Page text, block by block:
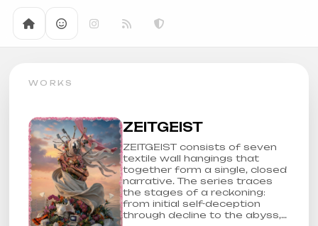
WORKS
ZEITGEIST
ZEITGEIST consists of seven
textile wall hangings that
together form a single, closed
narrative. The series traces
the stages of a reckoning:
from initial self-deception
through decline to the abyss,…